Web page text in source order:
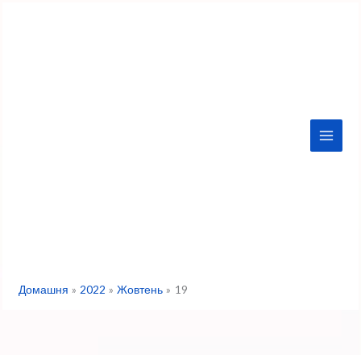
Домашня 2022 Жовтень 19